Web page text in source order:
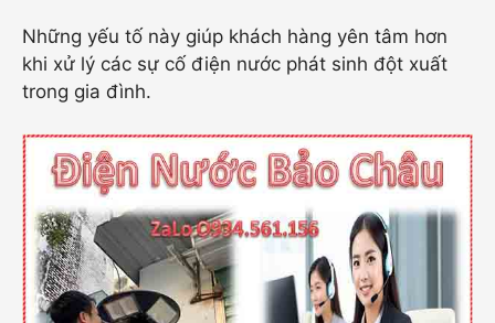
Những yếu tố này giúp khách hàng yên tâm hơn
khi xử lý các sự cố điện nước phát sinh đột xuất
trong gia đình.